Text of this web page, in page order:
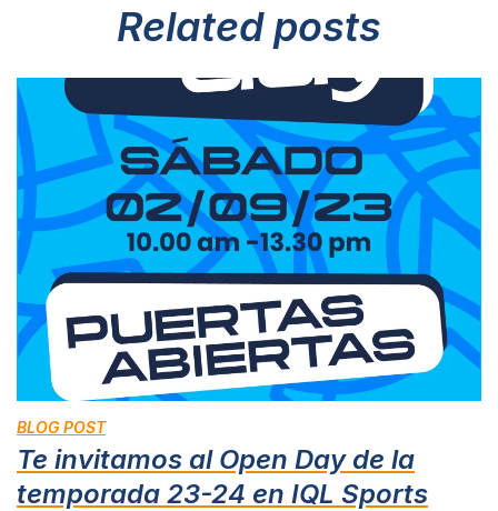
Related posts
BLOG POST
Te invitamos al Open Day de la
temporada 23-24 en IQL Sports